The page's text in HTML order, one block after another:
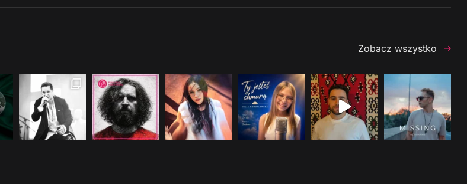
Zobacz wszystko